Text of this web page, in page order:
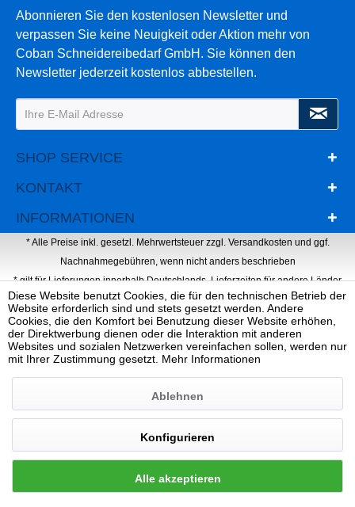
Abonnieren Sie den kostenlosen Newsletter und
verpassen Sie keine Neuigkeit oder Aktion mehr von
Coban Schneidereibedarf GmbH. Sie können den
Newsletter jederzeit kostenlos abbestellen.
SHOP SERVICE
KONTAKT
INFORMATIONEN
* Alle Preise inkl. gesetzl. Mehrwertsteuer zzgl. Versandkosten und ggf.
Nachnahmegebühren, wenn nicht anders beschrieben
* gilt für Lieferungen innerhalb Deutschlands, Lieferzeiten für andere Länder
entnehmen Sie bitte der Schaltfläche mit den Versandinformationen
Webdesign, Programmierung & Marketing von Ihrer Werbeagentur Dietz
Diese Website benutzt Cookies, die für den technischen Betrieb der
Website erforderlich sind und stets gesetzt werden. Andere
Cookies, die den Komfort bei Benutzung dieser Website erhöhen,
der Direktwerbung dienen oder die Interaktion mit anderen
Websites und sozialen Netzwerken vereinfachen sollen, werden nur
mit Ihrer Zustimmung gesetzt. Mehr Informationen
Ablehnen
Alle akzeptieren
Konfigurieren